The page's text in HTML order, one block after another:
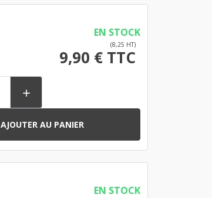
EN STOCK
(8,25 HT)
9,90 € TTC

AJOUTER AU PANIER
EN STOCK